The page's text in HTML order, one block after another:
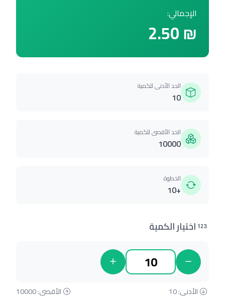
الإجمالي:
₪ 2.50
الحد الأدنى للكمية
10
الحد الأقصى للكمية
10000
الخطوة
+10
اختيار الكمية
الأدنى: 10 الأقصى: 10000